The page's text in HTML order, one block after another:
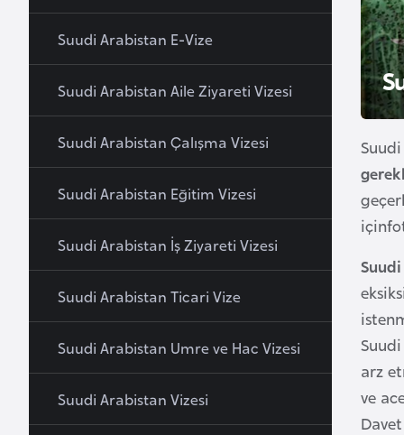
arz
ve
Suudi Arabistan E-Vize
Suudi Arabistan Aile Ziyareti Vizesi
Suudi Arabistan Çalışma Vizesi
Suudi Arabistan Eğitim Vizesi
Suudi Arabistan İş Ziyareti Vizesi
Suudi Arabistan Ticari Vize
Suudi Arabistan Umre ve Hac Vizesi
Suudi Arabistan Vizesi
t
u
r
y
z
e
b
a
y
c
a
n
B